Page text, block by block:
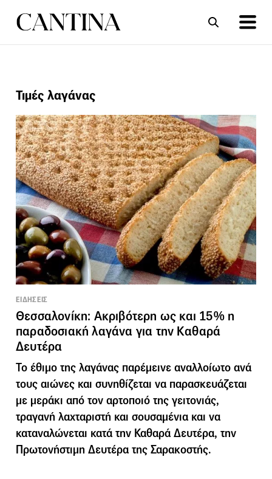
ΣΥΝΤΑΓΕΣ
Τιμές λαγάνας
ΕΙΔΗΣΕΙΣ
Θεσσαλονίκη: Ακριβότερη ως και 15% η
παραδοσιακή λαγάνα για την Καθαρά
Δευτέρα
Το έθιμο της λαγάνας παρέμεινε αναλλοίωτο ανά
τους αιώνες και συνηθίζεται να παρασκευάζεται
με μεράκι από τον αρτοποιό της γειτονιάς,
τραγανή λαχταριστή και σουσαμένια και να
καταναλώνεται κατά την Καθαρά Δευτέρα, την
Πρωτονήστιμη Δευτέρα της Σαρακοστής.